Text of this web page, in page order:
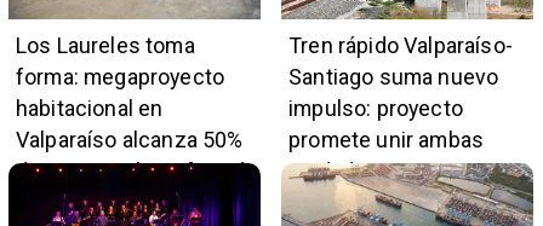
Los Laureles toma
forma: megaproyecto
habitacional en
Valparaíso alcanza 50%
de avance y beneficiará
a 396 familias
Tren rápido Valparaíso-
Santiago suma nuevo
impulso: proyecto
promete unir ambas
ciudades en 45 minutos